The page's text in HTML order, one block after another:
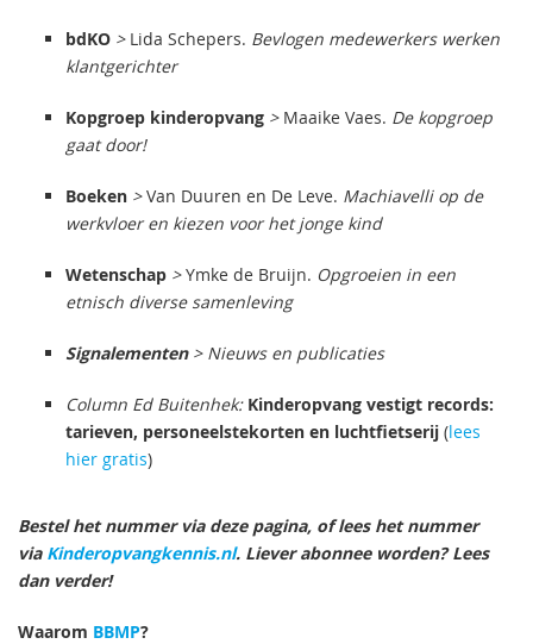
bdKO > Lida Schepers. Bevlogen medewerkers werken
klantgerichter
Kopgroep kinderopvang > Maaike Vaes. De kopgroep
gaat door!
Boeken >Van Duuren en De Leve. Machiavelli op de
werkvloer en kiezen voor het jonge kind
Wetenschap >Ymke de Bruijn. Opgroeien in een
etnisch diverse samenleving
Signalementen > Nieuws en publicaties
Column Ed Buitenhek: Kinderopvang vestigt records:
tarieven, personeelstekorten en luchtfietserij (lees
hier gratis)
Bestel het nummer via deze pagina, of lees het nummer
via Kinderopvangkennis.nl. Liever abonnee worden? Lees
dan verder!
Waarom BBMP?